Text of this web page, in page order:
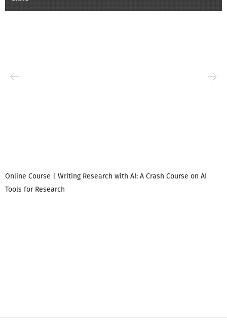
Online Course | Writing Research with AI: A Crash Course on AI
Tools for Research